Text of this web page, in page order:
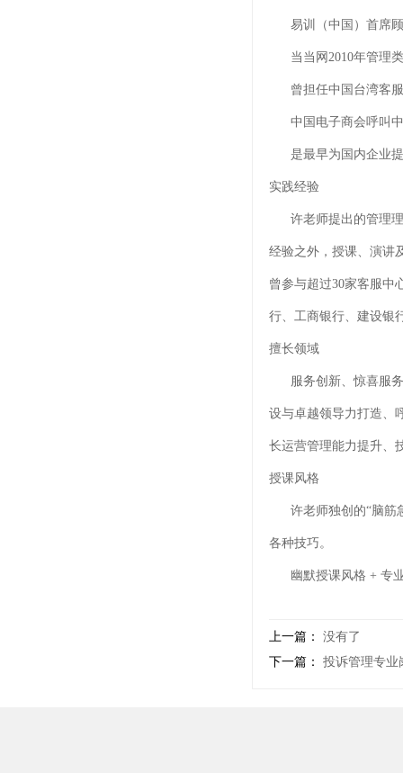
易训（中国）首席
当当网2010年管理类
曾担任中国台湾客服
中国电子商会呼叫中
是最早为国内企业提
实践经验
许老师提出的管理理
经验之外，授课、演讲
曾参与超过30家客服中
行、工商银行、建设银
擅长领域
服务创新、惊喜服务
设与卓越领导力打造、
长运营管理能力提升、
授课风格
许老师独创的“脑筋
各种技巧。
幽默授课风格 + 专业
上一篇：没有了
下一篇：投诉管理专业